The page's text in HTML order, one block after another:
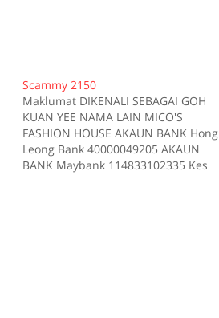
Scammy 2150
Maklumat DIKENALI SEBAGAI GOH
KUAN YEE NAMA LAIN MICO'S
FASHION HOUSE AKAUN BANK Hong
Leong Bank 40000049205 AKAUN
BANK Maybank 114833102335 Kes